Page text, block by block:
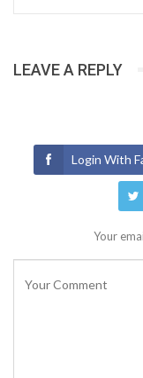
LEAVE A REPLY
Login With
Your